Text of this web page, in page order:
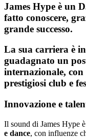
James Hype è un
fatto conoscere,
grande successo.
La sua carriera è in
guadagnato un
internazionale,
prestigiosi club e
Innovazione e
Il sound di James Hype
e dance, con influenze